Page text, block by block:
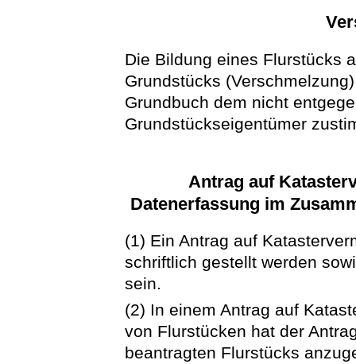
Die Bildung eines Flurstücks
Grundstücks
Grundbuch dem nicht
Grundstückseigentümer
Antrag auf
Datenerfassung im
(1) Ein Antrag auf
schriftlich gestellt werden
sein.
(2) In einem Antrag auf
von Flurstücken hat der
beantragten Flurstücks